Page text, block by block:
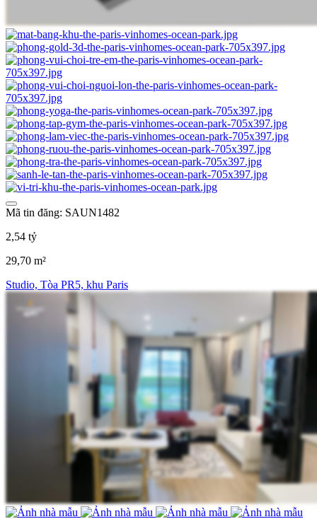
Mã tin đăng: SAUN1482
2,54 tỷ
29,70 m²
Studio, Tòa PR5, khu Paris